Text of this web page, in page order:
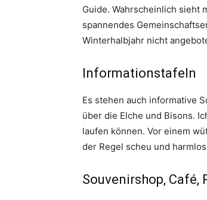
Guide. Wahrscheinlich sieht
spannendes
Winterhalbjahr nicht
Informationstafeln
Es stehen auch informative
über die Elche und Bisons.
laufen können. Vor einem
der Regel scheu und
Souvenirshop, Café,